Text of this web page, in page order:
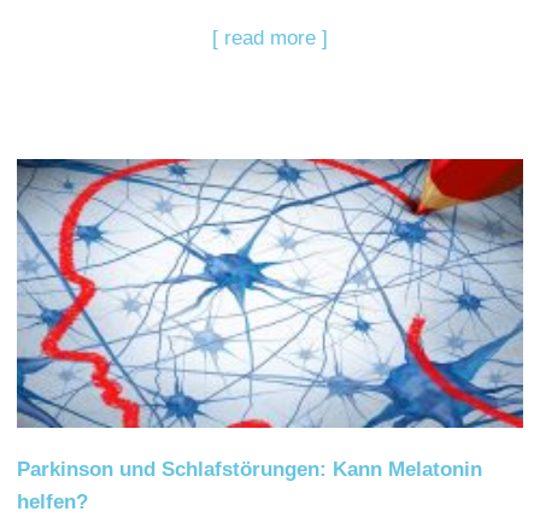
[ read more ]
Parkinson und Schlafstörungen: Kann Melatonin
helfen?